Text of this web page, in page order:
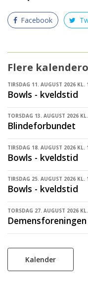
Facebook
Flere
TIRSDAG 11. AUGUST 2026 KL.
Bowls - kveldstid
TORSDAG 13. AUGUST 2026
Blindeforbundet
TIRSDAG 18. AUGUST 2026 KL.
Bowls - kveldstid
TIRSDAG 25. AUGUST 2026 KL.
Bowls - kveldstid
TORSDAG 27. AUGUST 2026
Kalender